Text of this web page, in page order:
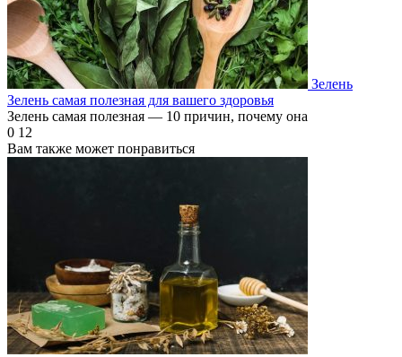
Зелень
Зелень самая полезная для вашего здоровья
Зелень самая полезная — 10 причин, почему она
0 12
Вам также может понравиться